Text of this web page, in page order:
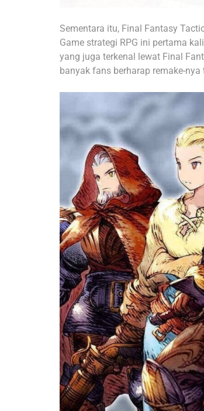
Sementara itu, Final Fantasy
Game strategi RPG ini pertama
yang juga terkenal lewat Final
banyak fans berharap remake-